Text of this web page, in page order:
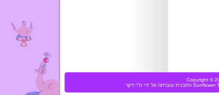
Copyright ©
Sunflower התבנית עוברתה על ידי ח"י דקר